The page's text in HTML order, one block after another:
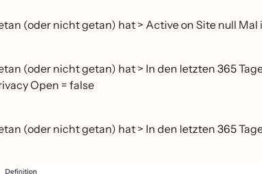
(oder nicht getan) hat > Active on Site null Mal
(oder nicht getan) hat > In den letzten 365
Open = false
(oder nicht getan) hat > In den letzten 365